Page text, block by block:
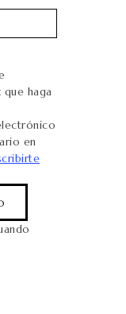
que haga
en